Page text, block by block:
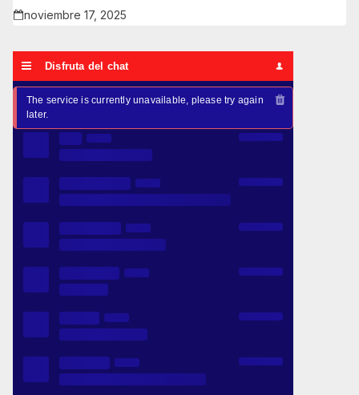
noviembre 17, 2025